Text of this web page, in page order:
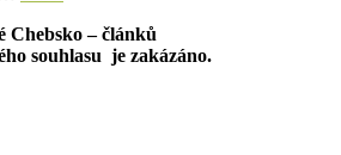
Chebsko – článků
souhlasu je zakázáno.